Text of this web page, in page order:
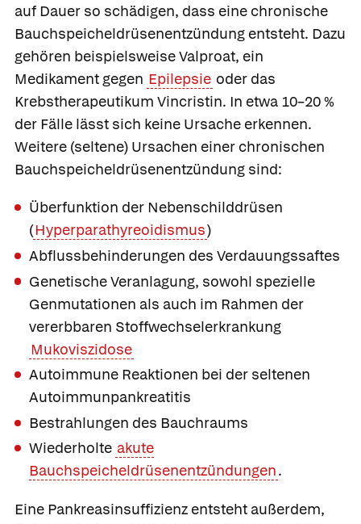
auf Dauer so schädigen, dass eine chronische
Bauchspeicheldrüsenentzündung entsteht. Dazu
gehören beispielsweiseValproat, ein
Medikament gegen Epilepsie oder das
Krebstherapeutikum Vincristin. In etwa 10–20 %
der Fälle lässt sich keine Ursache erkennen.
Weitere (seltene) Ursachen einer chronischen
Bauchspeicheldrüsenentzündung sind:
Überfunktion der Nebenschilddrüsen
(Hyperparathyreoidismus)
Abflussbehinderungen des Verdauungssaftes
Genetische Veranlagung, sowohl spezielle
Genmutationen als auch im Rahmen der
vererbbaren Stoffwechselerkrankung
Mukoviszidose
Autoimmune Reaktionen bei der seltenen
Autoimmunpankreatitis
Bestrahlungen des Bauchraums
Wiederholte akute
Bauchspeicheldrüsenentzündungen.
Eine Pankreasinsuffizienz entsteht außerdem,